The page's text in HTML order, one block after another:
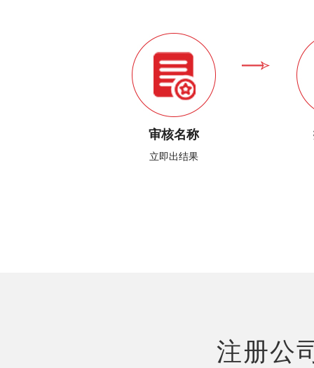
审核名称
立即出结果
注册公